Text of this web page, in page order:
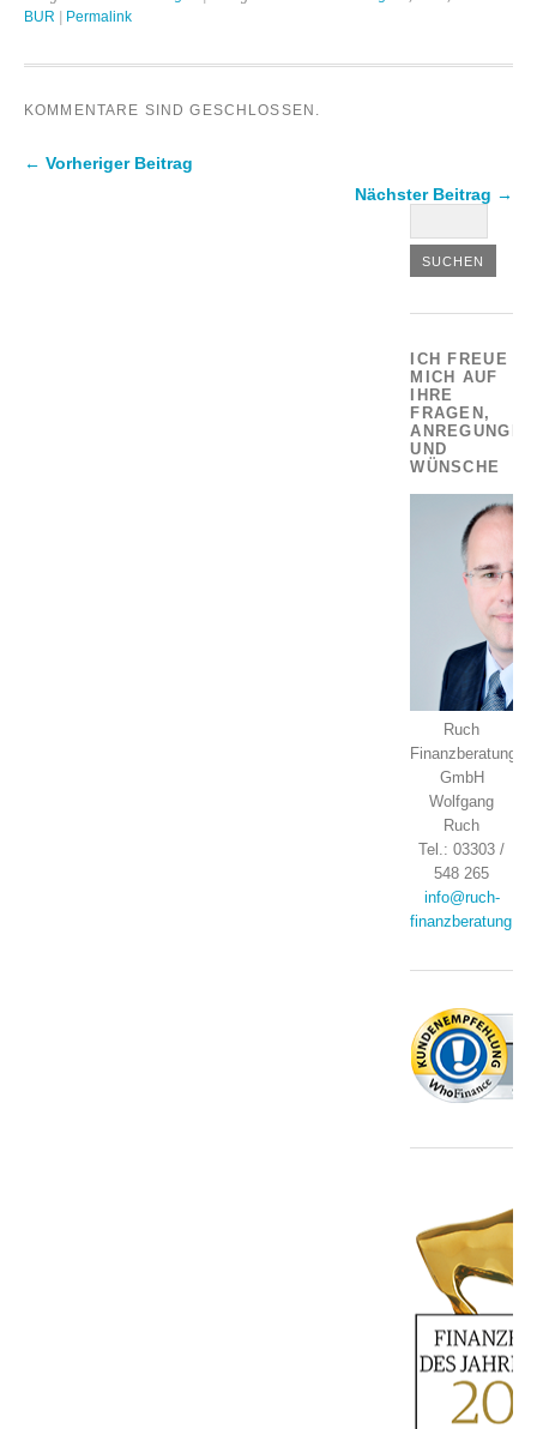
BUR | Permalink
KOMMENTARE SIND GESCHLOSSEN.
← Vorheriger Beitrag
Nächster Beitrag →
ICH FREUE
MICH AUF
IHRE
FRAGEN,
ANREGUNGEN
UND
WÜNSCHE
Ruch
Finanzberatung
GmbH
Wolfgang
Ruch
Tel.: 03303 /
548 265
info@ruch-
finanzberatung.de